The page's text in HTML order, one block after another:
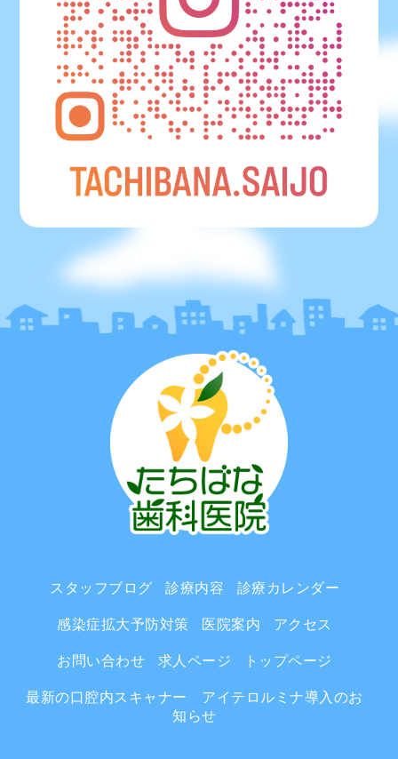
スタッフブログ 診療内容 診療カレンダー
感染症拡大予防対策 医院案内 アクセス
お問い合わせ 求人ページ トップページ
最新の口腔内スキャナー アイテロルミナ導入のお
知らせ